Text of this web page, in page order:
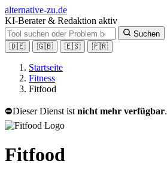
alternative-zu.de
KI-Berater & Redaktion aktiv
Suchen
🇩🇪
🇬🇧 🇪🇸 🇫🇷
Startseite
Fitness
Fitfood
⛔Dieser Dienst ist nicht mehr verfügbar.
Fitfood